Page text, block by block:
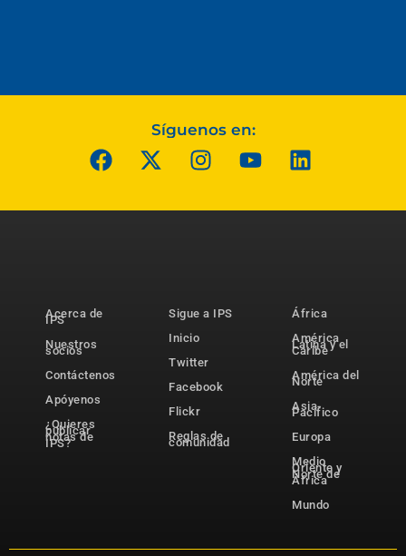
Síguenos en:
Acerca de
IPS
Nuestros
socios
Contáctenos
Apóyenos
¿Quieres
publicar
notas de
IPS?
Sigue a IPS
Inicio
Twitter
Facebook
Flickr
Reglas de
comunidad
África
América
Latina y el
Caribe
América del
Norte
Asia-
Pacífico
Europa
Medio
Oriente y
Norte de
África
Mundo